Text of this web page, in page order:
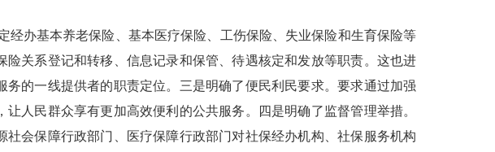
办基本养老保险、基本医疗保险、工伤保险、失业保险和生育保险等
关系登记和转移、信息记录和保管、待遇核定和发放等职责。这也进
的一线提供者的职责定位。三是明确了便民利民要求。要求通过加强
人民群众享有更加高效便利的公共服务。四是明确了监督管理举措。
会保障行政部门、医疗保障行政部门对社保经办机构、社保服务机构